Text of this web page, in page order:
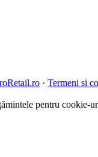
· Termeni si
pentru cookie-